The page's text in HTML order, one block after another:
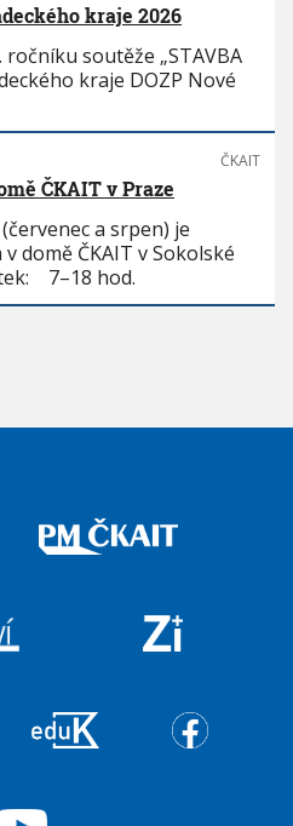
kraje 2026
soutěže „STAVBA
kraje DOZP Nové
ČKAIT
ČKAIT v Praze
a srpen) je
domě ČKAIT v Sokolské
7–18 hod.